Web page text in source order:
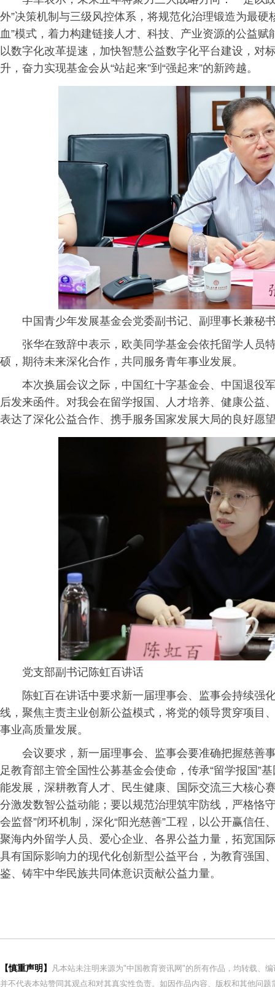
外”决策机制与三级风控体系，将规范化治理锻造为最
血”模式，着力构建链接人才、科技、产业资源的公益
以数字化改革提速，加快智慧公益数字化平台建设，对
升，奋力实现基金会从“站起来”到“强起来”的新跨越。
中国青少年发展基金会党委副书记、副理事长兼秘
张华在致辞中表示，欧美同学基金会依托留学人员
硕，期待未来深化合作，共同服务青年事业发展。
本次换届会议之际，中国红十字基金会、中国退役
后发来函件。对我会在留学报国、人才培养、健康公益
表达了深化公益合作、携手服务国家发展大局的良好愿
党支部副书记陈虹百讲话
陈虹百在讲话中要求新一届理事会、监事会持续强
线，聚焦主责主业创新公益模式，将党的领导贯穿项目
事业高质量发展。
会议要求，新一届理事会、监事会要准确把握慈善
足教育部主管全国性公募基金会使命，传承“留学报国”
能发展，深耕教育人才、民生健康、国际交流三大核心
分激发数智公益动能；要以规范治理筑牢防线，严格恪
会监督”闭环机制，深化“阳光慈善”工程，以公开赢信
聚海内外留学人员、爱心企业、各界公益力量，拓宽国
具有国际影响力的现代化创新型公益平台，为教育强国
鉴、铸牢中华民族共同体意识贡献公益力量。
【慎重声明】
凡本站未注明来源为"中国教育资讯网"的所有作品，均转载、
并不代表本站赞同其观点和对其真实性负责。如因作品内容、版权和其他问